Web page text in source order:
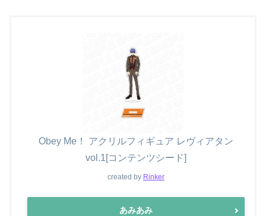
Obey Me！ アクリルフィギュア レヴィアタン
vol.1[コンテンツシード]
created by Rinker
あみあみ